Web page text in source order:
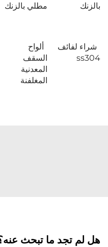
بالزنك
مطلي بالزنك
شراء لفائف
ss304
ألواح
السقف
المعدنية
المغلفنة
هل لم تجد ما تبحث